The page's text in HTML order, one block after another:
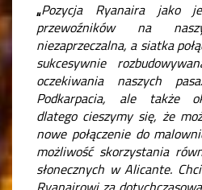
„Pozycja Ryanaira jako
przewoźników na
niezaprzeczalna, a siatka
sukcesywnie
oczekiwania naszych
Podkarpacia, ale także
dlatego cieszymy się, że
nowe połączenie do
możliwość skorzystania
słonecznych w Alicante.